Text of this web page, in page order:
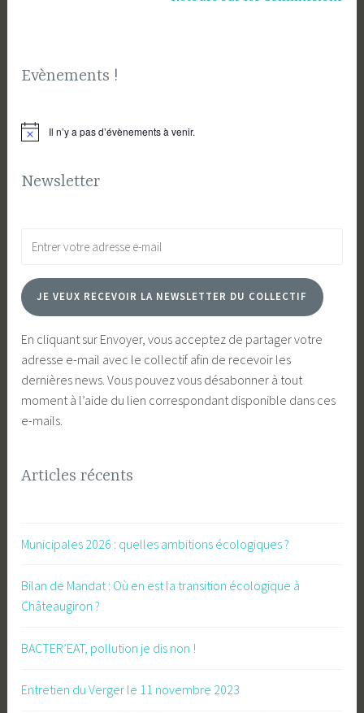
Evènements !
Notice Il n’y a pas d’évènements à venir.
Newsletter
JE VEUX RECEVOIR LA NEWSLETTER DU COLLECTIF
En cliquant sur Envoyer, vous acceptez de partager votre
adresse e-mail avec le collectif afin de recevoir les
dernières news. Vous pouvez vous désabonner à tout
moment à l’aide du lien correspondant disponible dans ces
e-mails.
Articles récents
Municipales 2026 : quelles ambitions écologiques ?
Bilan de Mandat : Où en est la transition écologique à
Châteaugiron ?
BACTER’EAT, pollution je dis non !
Entretien du Verger le 11 novembre 2023